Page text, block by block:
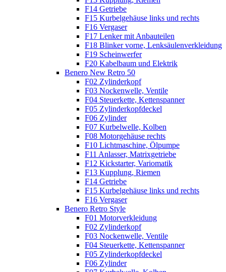
F14 Getriebe
F15 Kurbelgehäuse links und rechts
F16 Vergaser
F17 Lenker mit Anbauteilen
F18 Blinker vorne, Lenksäulenverkleidung
F19 Scheinwerfer
F20 Kabelbaum und Elektrik
Benero New Retro 50
F02 Zylinderkopf
F03 Nockenwelle, Ventile
F04 Steuerkette, Kettenspanner
F05 Zylinderkopfdeckel
F06 Zylinder
F07 Kurbelwelle, Kolben
F08 Motorgehäuse rechts
F10 Lichtmaschine, Ölpumpe
F11 Anlasser, Matrixgetriebe
F12 Kickstarter, Variomatik
F13 Kupplung, Riemen
F14 Getriebe
F15 Kurbelgehäuse links und rechts
F16 Vergaser
Benero Retro Style
F01 Motorverkleidung
F02 Zylinderkopf
F03 Nockenwelle, Ventile
F04 Steuerkette, Kettenspanner
F05 Zylinderkopfdeckel
F06 Zylinder